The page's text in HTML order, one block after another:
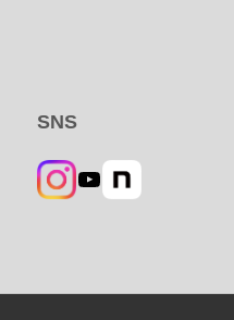
SNS
YouTube